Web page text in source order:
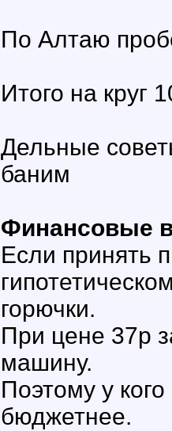
По Алтаю
Итого на круг
Дельные
баним
Финансовые
Если принять
горючки.
При цене 37р
машину.
Поэтому у
бюджетнее.